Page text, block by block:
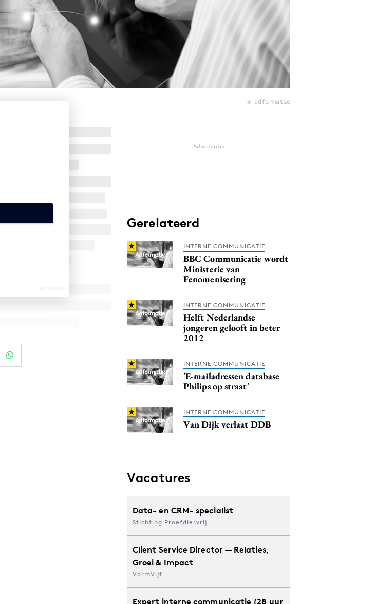
© adformatie
Advertentie
Gerelateerd
INTERNE COMMUNICATIE
BBC Communicatie wordt
Ministerie van
Fenomenisering
INTERNE COMMUNICATIE
Helft Nederlandse
jongeren gelooft in beter
2012
INTERNE COMMUNICATIE
'E-mailadressen database
Philips op straat'
INTERNE COMMUNICATIE
Van Dijk verlaat DDB
Vacatures
Data- en CRM- specialist
Stichting Proefdiervrij
Client Service Director — Relaties,
Groei & Impact
VormVijf
Expert interne communicatie (28 uur